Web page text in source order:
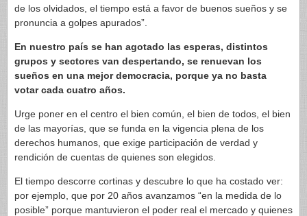
de los olvidados, el tiempo está a favor de buenos sueños y se
pronuncia a golpes apurados”.
En nuestro país se han agotado las esperas, distintos
grupos y sectores van despertando, se renuevan los
sueños en una mejor democracia, porque ya no basta
votar cada cuatro años.
Urge poner en el centro el bien común, el bien de todos, el bien
de las mayorías, que se funda en la vigencia plena de los
derechos humanos, que exige participación de verdad y
rendición de cuentas de quienes son elegidos.
El tiempo descorre cortinas y descubre lo que ha costado ver:
por ejemplo, que por 20 años avanzamos “en la medida de lo
posible” porque mantuvieron el poder real el mercado y quienes